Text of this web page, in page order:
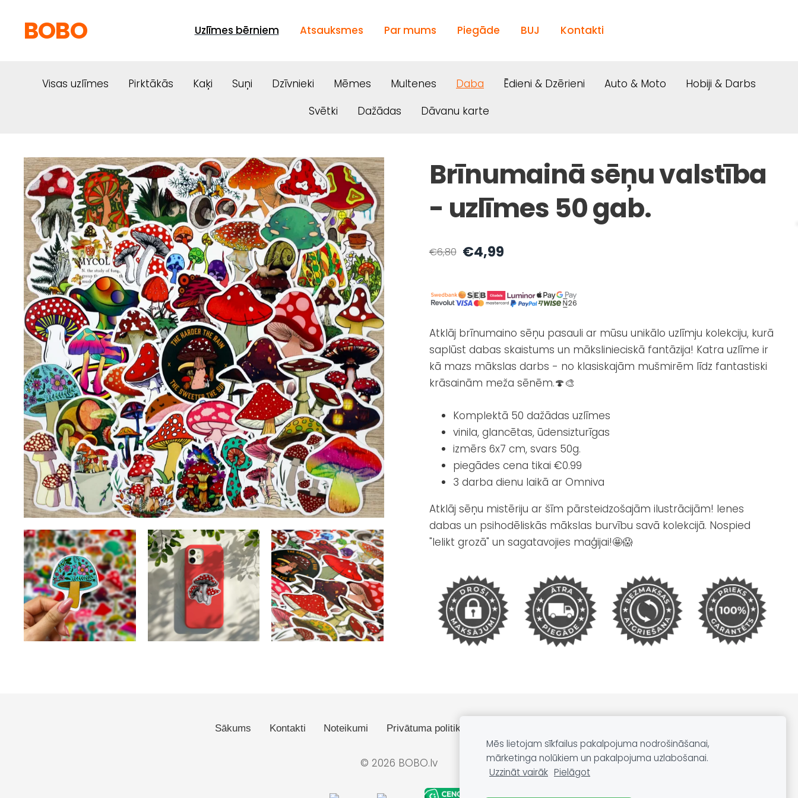
BOBO Uzlīmes bērniem Atsauksmes Par mums Piegāde BUJ Kontakti
Visas uzlīmes Pirktākās Kaķi Suņi Dzīvnieki Mēmes Multenes Daba Ēdieni & Dzērieni Auto & Moto
Hobiji & Darbs
Svētki
Dažādas Dāvanu karte
Brīnumainā sēņu valstība
- uzlīmes 50 gab.
€6,80 €4,99
Atklāj brīnumaino sēņu pasauli ar mūsu unikālo uzlīmju kolekciju, kurā
saplūst dabas skaistums un mākslinieciskā fantāzija! Katra uzlīme ir
kā mazs mākslas darbs - no klasiskajām mušmirēm līdz fantastiski
krāsainām meža sēnēm.🍄🎨
Komplektā 50 dažādas uzlīmes
vinila, glancētas, ūdensizturīgas
izmērs 6x7 cm, svars 50g.
piegādes cena tikai €0.99
3 darba dienu laikā ar Omniva
Atklāj sēņu mistēriju ar šīm pārsteidzošajām ilustrācijām! Ienes
dabas un psihodēliskās mākslas burvību savā kolekcijā. Nospied
"Ielikt grozā" un sagatavojies maģijai!🤩😱
Sākums Kontakti Noteikumi Privātuma politika
© 2026 BOBO.lv
Mēs lietojam sīkfailus pakalpojuma nodrošināšanai,
mārketinga nolūkiem un pakalpojuma uzlabošanai.
Uzzināt vairāk Pielāgot